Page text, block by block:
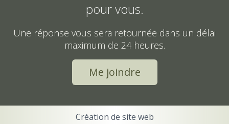
pour vous.
Une réponse vous sera retournée dans un délai
maximum de 24 heures.
Me joindre
Création de site web